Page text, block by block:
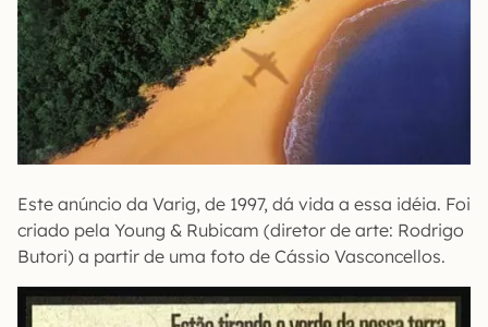
Este anúncio da Varig, de 1997, dá vida a essa idéia. Foi
criado pela Young & Rubicam (diretor de arte: Rodrigo
Butori) a partir de uma foto de Cássio Vasconcellos.